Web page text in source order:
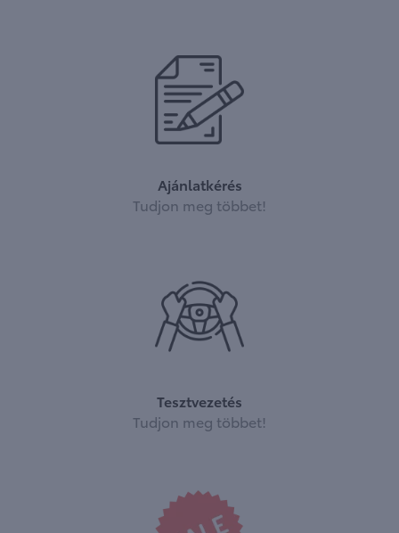
Ajánlatkérés
Tudjon meg többet!
Tesztvezetés
Tudjon meg többet!